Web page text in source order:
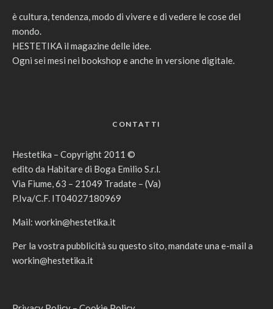
è cultura, tendenza, modo di vivere e di vedere le cose del
mondo.
HESTETIKA il magazine delle idee.
Ogni sei mesi nei bookshop e anche in versione digitale.
CONTATTI
Hestetika – Copyright 2011 ©
edito da Habitare di Boga Emilio S.r.l.
Via Fiume, 63 – 21049 Tradate – (Va)
P.Iva/C.F. IT04027180969
Mail: workin@hestetika.it
Per la vostra pubblicità su questo sito, mandate una e-mail a
workin@hestetika.it